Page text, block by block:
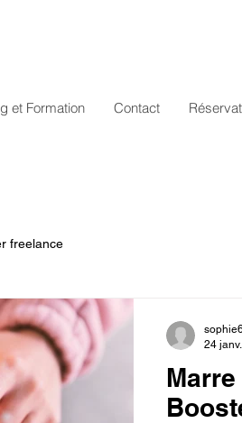
et Formation Contact
freelance
24